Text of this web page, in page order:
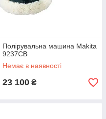
Полірувальна машина Makita
9237CB
Немає в наявності
23 100 ₴